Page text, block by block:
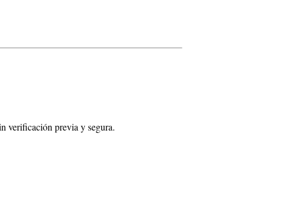
verificación previa y segura.